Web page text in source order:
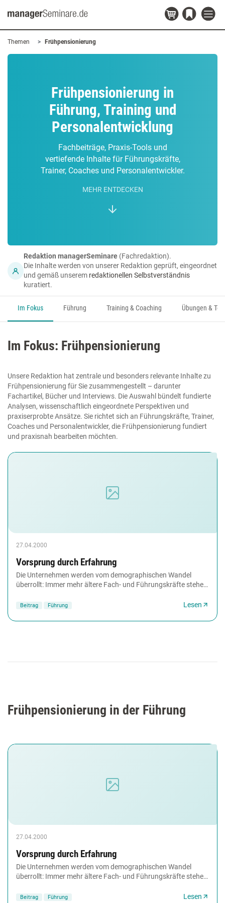
Themen Frühpensionierung
Frühpensionierung in
Führung, Training und
Personalentwicklung
Fachbeiträge, Praxis-Tools und
vertiefende Inhalte für Führungskräfte,
Trainer, Coaches und Personalentwickler.
MEHR ENTDECKEN
Redaktion managerSeminare (Fachredaktion).
Die Inhalte werden von unserer Redaktion geprüft, eingeordnet
und gemäß unserem redaktionellen Selbstverständnis
kuratiert.
Im Fokus Führung Training & Coaching Übungen &
Im Fokus: Frühpensionierung
Unsere Redaktion hat zentrale und besonders relevante Inhalte zu
Frühpensionierung für Sie zusammengestellt – darunter
Fachartikel, Bücher und Interviews. Die Auswahl bündelt fundierte
Analysen, wissenschaftlich eingeordnete Perspektiven und
praxiserprobte Ansätze. Sie richtet sich an Führungskräfte, Trainer,
Coaches und Personalentwickler, die Frühpensionierung fundiert
und praxisnah bearbeiten möchten.
27.04.2000
Vorsprung durch Erfahrung
Die Unternehmen werden vom demographischen Wandel
überrollt: Immer mehr ältere Fach- und Führungskräfte stehen
Beitrag Führung Lesen
Frühpensionierung in der Führung
27.04.2000
Vorsprung durch Erfahrung
Die Unternehmen werden vom demographischen Wandel
überrollt: Immer mehr ältere Fach- und Führungskräfte stehen
Beitrag Führung Lesen